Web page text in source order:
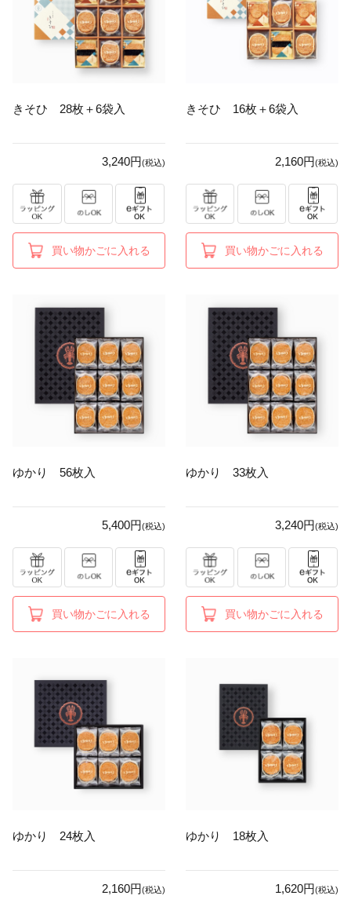
きそひ 28枚＋6袋入
3,240円(税込)
買い物かごに入れる
きそひ 16枚＋6袋入
2,160円(税込)
買い物かごに入れる
ゆかり 56枚入
5,400円(税込)
買い物かごに入れる
ゆかり 33枚入
3,240円(税込)
買い物かごに入れる
ゆかり 24枚入
2,160円(税込)
ゆかり 18枚入
1,620円(税込)